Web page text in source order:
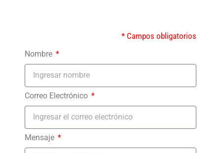
* Campos obligatorios
Nombre
Correo Electrónico
Mensaje